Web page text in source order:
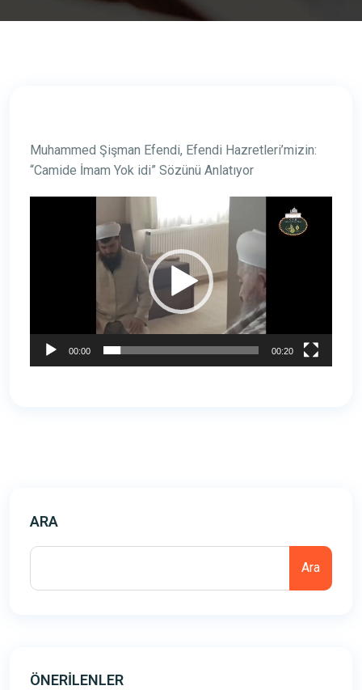
Muhammed Şişman Efendi, Efendi Hazretleri’mizin:
“Camide İmam Yok idi” Sözünü Anlatıyor
00:00 00:20
ARA
Ara
ÖNERILENLER